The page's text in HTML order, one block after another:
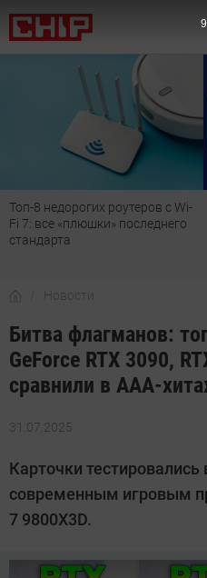
Подпишись на наш канал в
мессенджере МАХ
Новости
Битва флагманов:
GeForce RTX 3090,
сравнили в ААА-
31.07.2025
Автор:
Калашников
Карточки
современным игровым
7 9800X3D.
8